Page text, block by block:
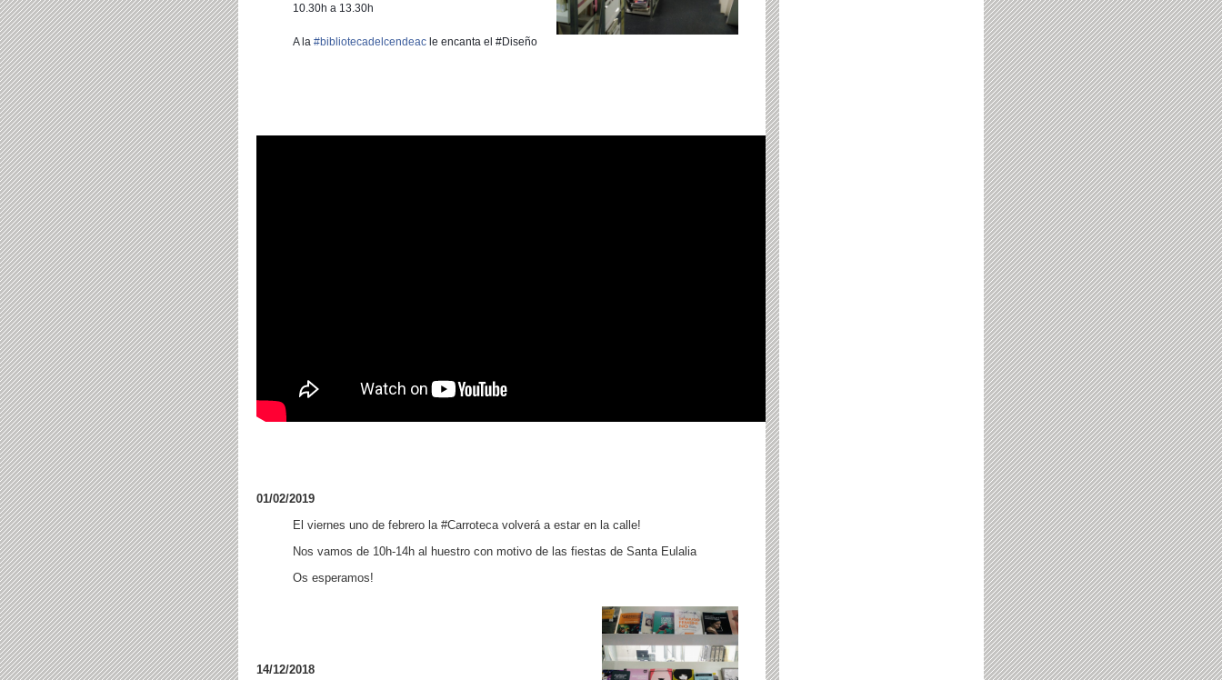
10.30h a 13.30h
A la #bibliotecadelcendeac le encanta el #Diseño
01/02/2019
El viernes uno de febrero la #Carroteca volverá a estar en la calle!
Nos vamos de 10h-14h al huestro con motivo de las fiestas de Santa Eulalia
Os esperamos!
14/12/2018